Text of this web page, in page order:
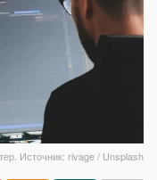
Источник: rivage / Unsplash